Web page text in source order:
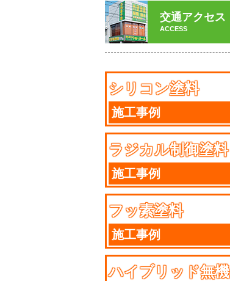
交通アクセス
ACCESS
シリコン塗料
施工事例
ラジカル制御塗料
施工事例
フッ素塗料
施工事例
ハイブリッド無機